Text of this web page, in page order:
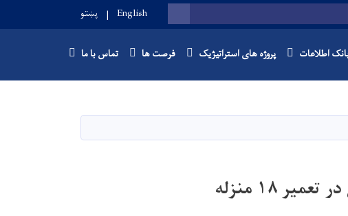
SEARCH
English پښتو
اطلاعات پروژه های استراتیژیک فرصت ها تماس با ما
اعلان تصمیم اعطای قرارداد پروژه ترمیمات ساختمانی در تعمیر ۱۸ منزله